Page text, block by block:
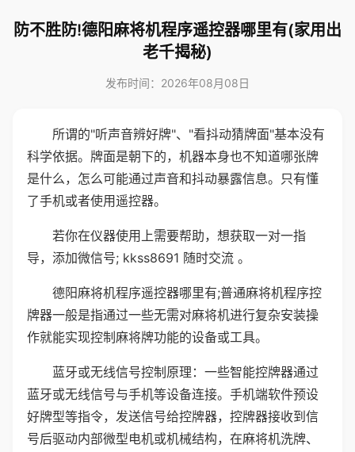
防不胜防!德阳麻将机程序遥控器哪里有(家用出
老千揭秘)
发布时间：2026年08月08日
所谓的"听声音辨好牌"、"看抖动猜牌面"基本没有
科学依据。牌面是朝下的，机器本身也不知道哪张牌
是什么，怎么可能通过声音和抖动暴露信息。只有懂
了手机或者使用遥控器。
若你在仪器使用上需要帮助，想获取一对一指
导，添加微信号; kkss8691 随时交流 。
德阳麻将机程序遥控器哪里有;普通麻将机程序控
牌器一般是指通过一些无需对麻将机进行复杂安装操
作就能实现控制麻将牌功能的设备或工具。
蓝牙或无线信号控制原理：一些智能控牌器通过
蓝牙或无线信号与手机等设备连接。手机端软件预设
好牌型等指令，发送信号给控牌器，控牌器接收到信
号后驱动内部微型电机或机械结构，在麻将机洗牌、